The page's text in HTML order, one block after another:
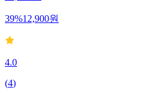
39%12,900원
4.0
(4)